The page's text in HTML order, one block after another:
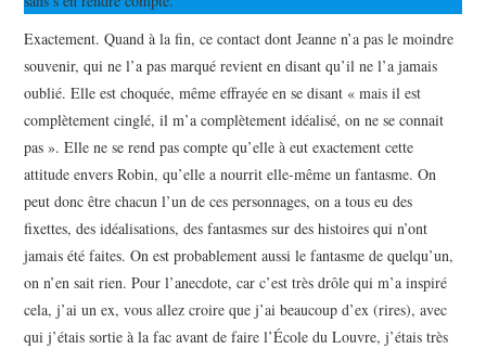
Exactement. Quand à la fin, ce contact dont Jeanne n’a pas le moindre
souvenir, qui ne l’a pas marqué revient en disant qu’il ne l’a jamais
oublié. Elle est choquée, même effrayée en se disant « mais il est
complètement cinglé, il m’a complètement idéalisé, on ne se connait
pas ». Elle ne se rend pas compte qu’elle à eut exactement cette
attitude envers Robin, qu’elle a nourrit elle-même un fantasme. On
peut donc être chacun l’un de ces personnages, on a tous eu des
fixettes, des idéalisations, des fantasmes sur des histoires qui n’ont
jamais été faites. On est probablement aussi le fantasme de quelqu’un,
on n’en sait rien. Pour l’anecdote, car c’est très drôle qui m’a inspiré
cela, j’ai un ex, vous allez croire que j’ai beaucoup d’ex (rires), avec
qui j’étais sortie à la fac avant de faire l’École du Louvre, j’étais très